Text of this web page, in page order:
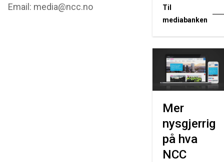
Email: media@ncc.no
Til
mediabanken
Mer
nysgjerrig
på hva
NCC